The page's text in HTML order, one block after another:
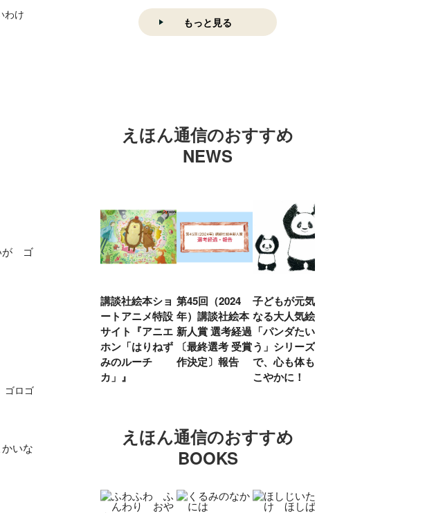
わけ
ゴロゴ
もっと見る
えほん通信のおすすめ
NEWS
講談社絵本ショ
ートアニメ特設
サイト『アニエ
ホン「はりねず
みのルーチ
カ」』
第45回（2024
年）講談社絵本
新人賞 選考経過
〔最終選考 受賞
作決定〕報告
子どもが元気に
なる大人気絵本
「パンダたいそ
う」シリーズ
で、心も体もす
こやかに！
えほん通信のおすすめ
BOOKS